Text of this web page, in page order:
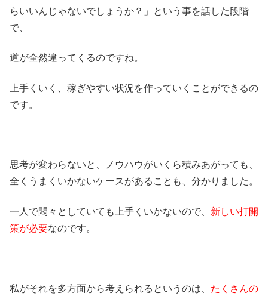
らいいんじゃないでしょうか？」という事を話した段階
で、
道が全然違ってくるのですね。
上手くいく、稼ぎやすい状況を作っていくことができるの
です。
思考が変わらないと、ノウハウがいくら積みあがっても、
全くうまくいかないケースがあることも、分かりました。
一人で悶々としていても上手くいかないので、 新しい打開
策が必要なのです。
私がそれを多方面から考えられるというのは、 たくさんの